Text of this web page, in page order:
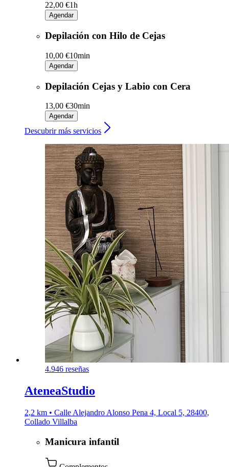
22,00 €1h
Agendar
Depilación con Hilo de Cejas
10,00 €10min
Agendar
Depilación Cejas y Labio con Cera
13,00 €30min
Agendar
Descubrir más servicios
4.946 reseñas
AteneaStudio
2,2 km • Calle Alejandro Alonso Pena 4, Local 5, 28400,
Collado Villalba
Manicura infantil